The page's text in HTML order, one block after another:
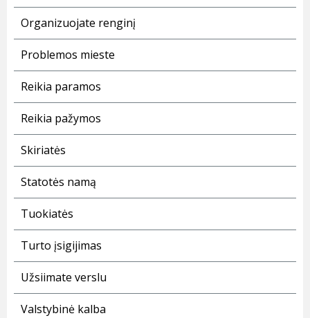
Organizuojate renginį
Problemos mieste
Reikia paramos
Reikia pažymos
Skiriatės
Statotės namą
Tuokiatės
Turto įsigijimas
Užsiimate verslu
Valstybinė kalba